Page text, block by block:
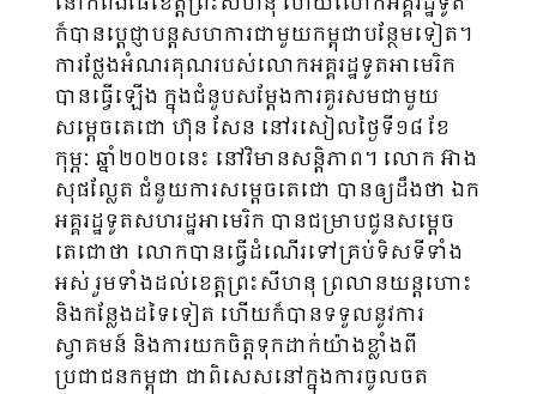
ក៏បានប្តេជ្ញាបន្តសហការជាមួយកម្ពុជាបន្ថែមទៀត។
ការថ្លែងអំណរគុណរបស់លោកអគ្គរដ្ឋទូតអាមេរិក
បានធ្វើឡើង ក្នុងជំនួបសម្តែងការគួរសមជាមួយ
សម្ដេចតេជោ ហ៊ុន សែន នៅរសៀលថ្ងៃទី១៨ ខែ
កុម្ភៈ ឆ្នាំ២០២០នេះ នៅវិមានសន្តិភាព។ លោក អ៊ាង
សុផល្លែត ជំនួយការសម្តេចតេជោ បានឲ្យដឹងថា ឯក
អគ្គរដ្ឋទូតសហរដ្ឋអាមេរិក បានជម្រាបជូនសម្ដេច
តេជោថា លោកបានធ្វើដំណើរទៅគ្រប់ទិសទីទាំង
អស់ រួមទាំងដល់ខេត្តព្រះសីហនុ ព្រលានយន្តហោះ
និងកន្លែងដទៃទៀត ហើយក៏បានទទួលនូវការ
ស្វាគមន៍ និងការយកចិត្តទុកដាក់យ៉ាងខ្លាំងពី
ប្រជាជនកម្ពុជា ជាពិសេសនៅក្នុងការចូលចត